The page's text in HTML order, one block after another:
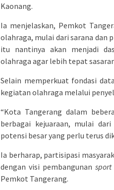
Kaonang.
Ia menjelaskan, Pemkot
olahraga, mulai dari sarana dan
itu nantinya akan menjadi
olahraga agar lebih tepat
Selain memperkuat fondasi
kegiatan olahraga melalui
“Kota Tangerang dalam
berbagai kejuaraan, mulai
potensi besar yang perlu terus
Ia berharap, partisipasi
dengan visi pembangunan
Pemkot Tangerang.